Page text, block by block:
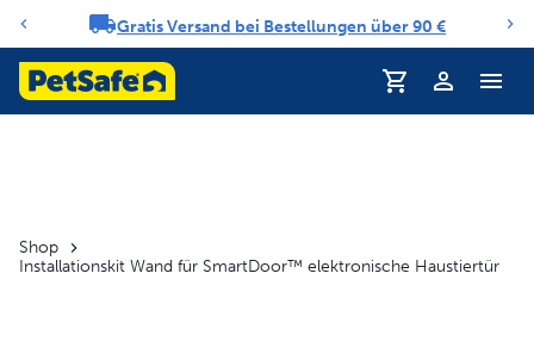
Benachrichtigungs-Karussell
Gratis Versand bei Bestellungen über 90 €
Profil
Shop
Installationskit Wand für SmartDoor™ elektronische Haustiertür